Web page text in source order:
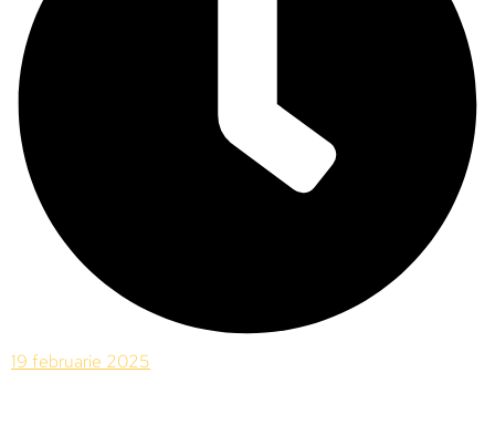
19 februarie 2025